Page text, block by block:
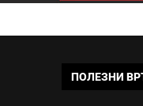
ПОЛЕЗНИ